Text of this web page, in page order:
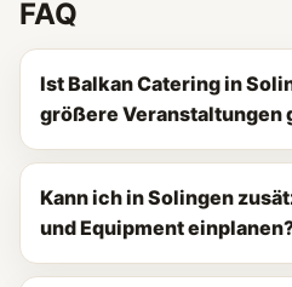
FAQ
Ist Balkan Catering in
größere Veranstaltungen
Kann ich in Solingen
und Equipment